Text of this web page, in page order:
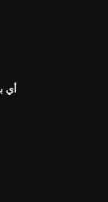
أي